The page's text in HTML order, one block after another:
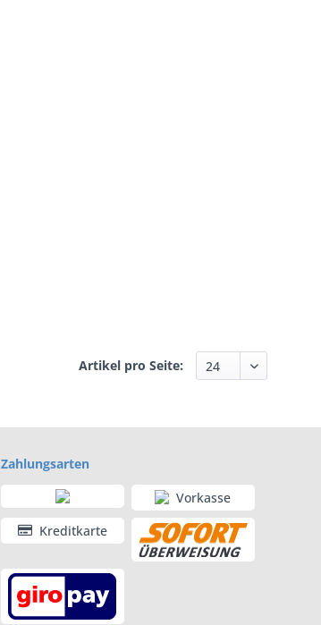
Artikel pro Seite:
Zahlungsarten
Vorkasse
Kreditkarte